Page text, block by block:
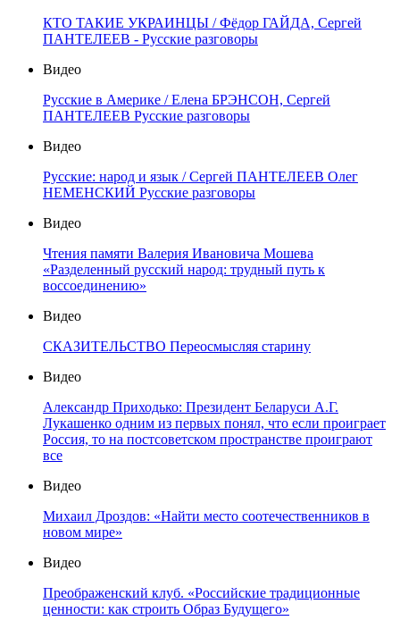
КТО ТАКИЕ УКРАИНЦЫ / Фёдор ГАЙДА, Сергей
ПАНТЕЛЕЕВ - Русские разговоры
Видео
Русские в Америке / Елена БРЭНСОН, Сергей
ПАНТЕЛЕЕВ Русские разговоры
Видео
Русские: народ и язык / Сергей ПАНТЕЛЕЕВ Олег
НЕМЕНСКИЙ Русские разговоры
Видео
Чтения памяти Валерия Ивановича Мошева
«Разделенный русский народ: трудный путь к
воссоединению»
Видео
СКАЗИТЕЛЬСТВО Переосмысляя старину
Видео
Александр Приходько: Президент Беларуси А.Г.
Лукашенко одним из первых понял, что если проиграет
Россия, то на постсоветском пространстве проиграют
все
Видео
Михаил Дроздов: «Найти место соотечественников в
новом мире»
Видео
Преображенский клуб. «Российские традиционные
ценности: как строить Образ Будущего»